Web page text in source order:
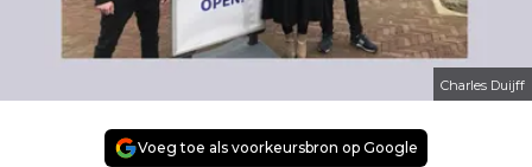
Charles Duijff
Voeg toe als voorkeursbron op Google